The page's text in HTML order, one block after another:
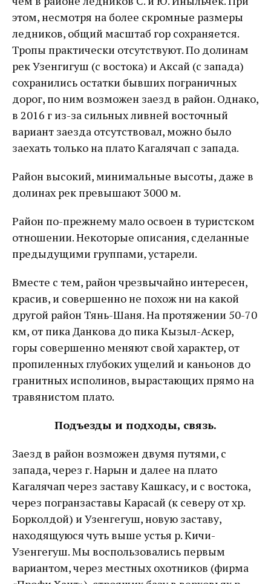
этом, несмотря на более скромные размеры
ледников, общий масштаб гор сохраняется.
Тропы практически отсутствуют. По долинам
рек Узенгигуш (с востока) и Аксай (с запада)
сохранились остатки бывших пограничных
дорог, по ним возможен заезд в район. Однако,
в 2016 г из-за сильных ливней восточный
вариант заезда отсутствовал, можно было
заехать только на плато Кагалячап с запада.
Район высокий, минимальные высоты, даже в
долинах рек превышают 3000 м.
Район по-прежнему мало освоен в туристском
отношении. Некоторые описания, сделанные
предыдущими группами, устарели.
Вместе с тем, район чрезвычайно интересен,
красив, и совершенно не похож ни на какой
другой район Тянь-Шаня. На протяжении 50-70
км, от пика Данкова до пика Кызыл-Аскер,
горы совершенно меняют свой характер, от
пропиленных глубоких ущелий и каньонов до
гранитных исполинов, вырастающих прямо на
травянистом плато.
Подъезды и подходы, связь.
Заезд в район возможен двумя путями, с
запада, через г. Нарын и далее на плато
Кагалячап через заставу Кашкасу, и с востока,
через погранзаставы Карасай (к северу от хр.
Борколдой) и Узенгегуш, новую заставу,
находящуюся чуть выше устья р. Кичи-
Узенгегуш. Мы воспользовались первым
вариантом, через местных охотников (фирма